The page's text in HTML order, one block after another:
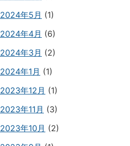
2024年5月 (1)
2024年4月 (6)
2024年3月 (2)
2024年1月 (1)
2023年12月 (1)
2023年11月 (3)
2023年10月 (2)